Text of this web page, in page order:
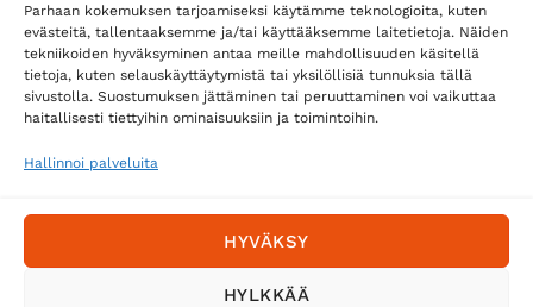
Parhaan kokemuksen tarjoamiseksi käytämme teknologioita, kuten
evästeitä, tallentaaksemme ja/tai käyttääksemme laitetietoja. Näiden
tekniikoiden hyväksyminen antaa meille mahdollisuuden käsitellä
tietoja, kuten selauskäyttäytymistä tai yksilöllisiä tunnuksia tällä
sivustolla. Suostumuksen jättäminen tai peruuttaminen voi vaikuttaa
haitallisesti tiettyihin ominaisuuksiin ja toimintoihin.
Hallinnoi palveluita
HYVÄKSY
HYLKKÄÄ
Postnord
Tilaa uutiskirje ja saat erikoisalennuksia